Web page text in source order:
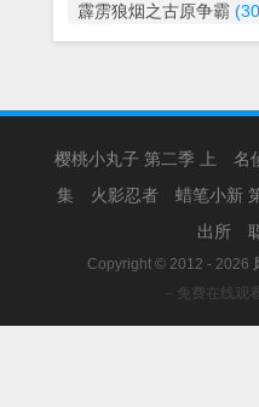
霹雳狼烟之古原争霸
樱桃小丸子 第二季 上 名
集
火影忍者 蜡笔小新
出所
Copyright © 2012 - 2026
－免费在线观